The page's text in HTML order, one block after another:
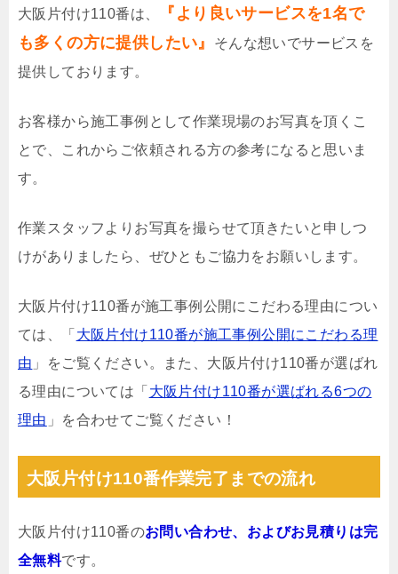
大阪片付け110番は、
『より良いサービスを1名で
も多くの方に提供したい』
そんな想いでサービスを
提供しております。
お客様から施工事例として作業現場のお写真を頂くこ
とで、これからご依頼される方の参考になると思いま
す。
作業スタッフよりお写真を撮らせて頂きたいと申しつ
けがありましたら、ぜひともご協力をお願いします。
大阪片付け110番が施工事例公開にこだわる理由につい
ては、「 大阪片付け110番が施工事例公開にこだわる理
由 」をご覧ください。また、大阪片付け110番が選ばれ
る理由については「 大阪片付け110番が選ばれる6つの
理由 」を合わせてご覧ください！
大阪片付け110番作業完了までの流れ
大阪片付け110番のお問い合わせ、およびお見積りは完
全無料です。